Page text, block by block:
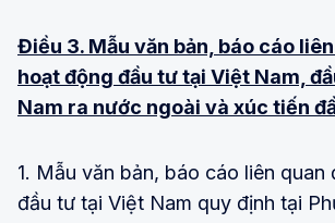
Điều 3. Mẫu văn bản, báo cáo
hoạt động đầu tư tại Việt Nam,
Nam ra nước ngoài và xúc tiến
1. Mẫu văn bản, báo cáo liên quan
đầu tư tại Việt Nam quy định tại